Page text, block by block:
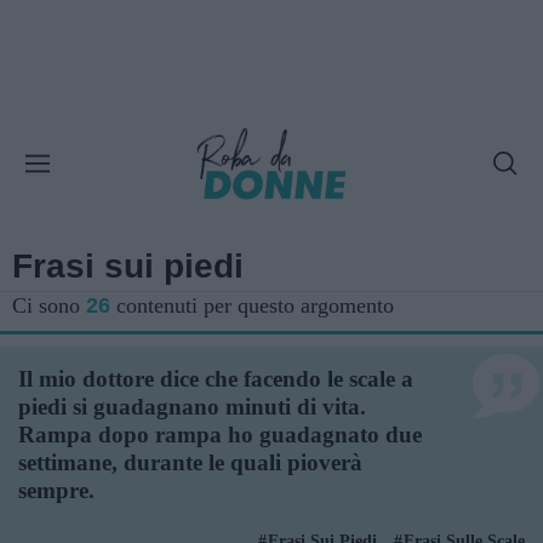
Frasi sui piedi
Ci sono 26 contenuti per questo argomento
Il mio dottore dice che facendo le scale a
piedi si guadagnano minuti di vita.
Rampa dopo rampa ho guadagnato due
settimane, durante le quali pioverà
sempre.